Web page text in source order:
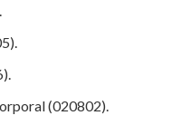
(020802).